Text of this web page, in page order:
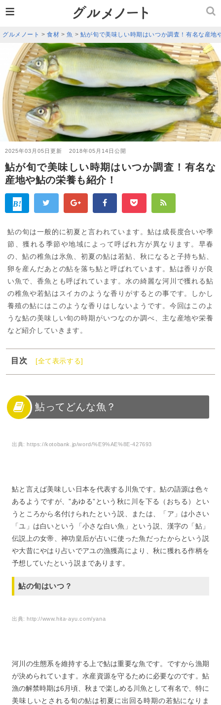
グルメノート >食材 >魚 > 鮎が旬で美味しい時期はいつか調査！有名な産地
2025年03月05日更新 2018年05月14日公開
鮎が旬で美味しい時期はいつか調査！有名な
産地や鮎の栄養も紹介！
鮎の旬は一般的に初夏と言われています。鮎は成長度合いや季
節、獲れる季節や地域によって呼ばれ方が異なります。早春
の、鮎の稚魚は氷魚、初夏の鮎は若鮎、秋になると子持ち鮎、
卵を産んだあとの鮎を落ち鮎と呼ばれています。鮎は香りが良
い魚で、香魚とも呼ばれています。水の綺麗な河川で獲れる鮎
の稚魚や若鮎はスイカのような香りがするとの事です。しかし
養殖の鮎にはこのような香りはしないようです。今回はこのよ
うな鮎の美味しい旬の時期がいつなのか調べ、主な産地や栄養
など紹介していきます。
目次
[全て表示する]
1
鮎ってどんな魚？
3
鮎は旬の季節に行きたい！有名な産地はどこ？
4
産地に行って旬の天然鮎を楽しもう！
6
ヤナ漁で摂れた旬の鮎料理を堪能しよう！
9
旬の鮎の栄養成分には骨を強くする効果がある？
10
旬の鮎を食べるなら内臓までしっかり食べよう！
11
旬の鮎を調理してみる：シンプル塩焼き
12
まとめ：鮎の旬は夏！健康にも良い栄養豊富な川魚
鮎ってどんな魚？
出典:https://kotobank.jp/word/%E9%AE%8E-427693
鮎と言えば美味しい日本を代表する川魚です。鮎の語源は色々
あるようですが、”あゆる”という秋に川を下る（おちる）とい
うところから名付けられたという説、または、「ア」は小さい
「ユ」は白いという「小さな白い魚」という説、漢字の「鮎」
伝説上の女帝、神功皇后が占いに使った魚だったからという説
や大昔にやはり占いでアユの漁獲高により、秋に獲れる作柄を
予想していたという説まであります。
鮎の旬はいつ？
出典:http://www.hita-ayu.com/yana
河川の生態系を維持する上で鮎は重要な魚です。ですから漁期
が決められています。水産資源を守るために必要なのです。鮎
漁の解禁時期は6月頃、秋まで楽しめる川魚として有名で、特に
美味しいとされる旬の鮎は初夏に出回る時期の若鮎になりま
≡